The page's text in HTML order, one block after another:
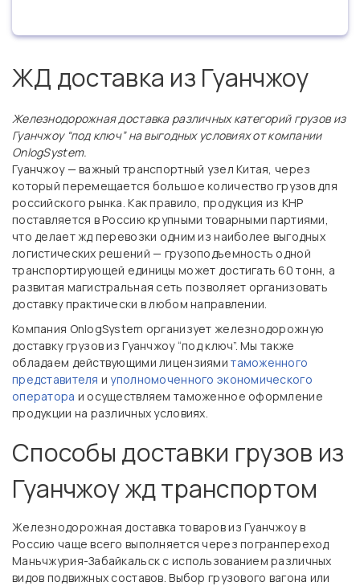
ЖД доставка из Гуанчжоу
Железнодорожная доставка различных категорий грузов из
Гуанчжоу “под ключ” на выгодных условиях от компании
OnlogSystem.
Гуанчжоу — важный транспортный узел Китая, через
который перемещается большое количество грузов для
российского рынка. Как правило, продукция из КНР
поставляется в Россию крупными товарными партиями,
что делает жд перевозки одним из наиболее выгодных
логистических решений — грузоподъемность одной
транспортирующей единицы может достигать 60 тонн, а
развитая магистральная сеть позволяет организовать
доставку практически в любом направлении.
Компания OnlogSystem организует железнодорожную
доставку грузов из Гуанчжоу “под ключ”. Мы также
обладаем действующими лицензиямитаможенного
представителя и уполномоченного экономического
оператора и осуществляем таможенное оформление
продукции на различных условиях.
Способы доставки грузов из
Гуанчжоу жд транспортом
Железнодорожная доставка товаров из Гуанчжоу в
Россию чаще всего выполняется через погранпереход
Маньчжурия-Забайкальск с использованием различных
видов подвижных составов. Выбор грузового вагона или